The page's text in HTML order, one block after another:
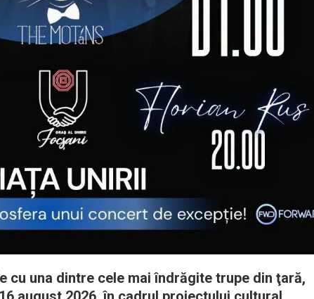
cu una dintre cele mai îndrăgite trupe din ţară,